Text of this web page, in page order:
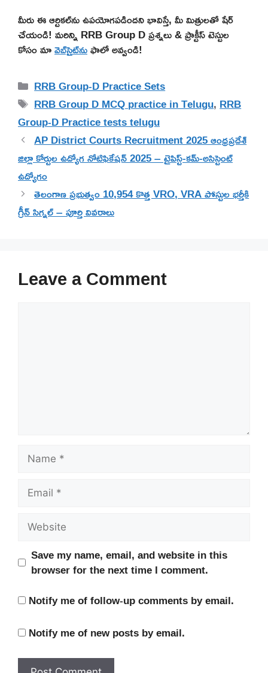
మీరు ఈ ఆర్టికల్‌ను ఉపయోగపడిందని భావిస్తే, మీ మిత్రులతో షేర్
చేయండి! మరిన్ని RRB Group D ప్రశ్నలు & ప్రాక్టీస్ టెస్టుల
కోసం మావెబ్‌సైట్‌నుఫాలో అవ్వండి!
Categories
RRB Group-D Practice Sets
Tags
RRB Group D MCQ practice in Telugu,RRB
Group-D Practice tests telugu
AP District Courts Recruitment 2025 ఆంధ్రప్రదేశ్
జిల్లా కోర్టుల ఉద్యోగ నోటిఫికేషన్ 2025 – టైపిస్ట్-కమ్-అసిస్టెంట్
ఉద్యోగం
తెలంగాణ ప్రభుత్వం 10,954 కొత్త VRO, VRA పోస్టుల భర్తీకి
గ్రీన్ సిగ్నల్ – పూర్తి వివరాలు
Leave a Comment
Name
Email
Website
Save my name, email, and website in this
browser for the next time I comment.
Notify me of follow-up comments by email.
Notify me of new posts by email.